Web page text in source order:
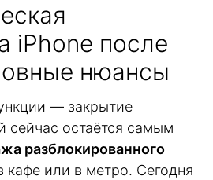
iPhone после
нюансы
— закрытие
сейчас остаётся самым
разблокированного
кафе или в метро. Сегодня